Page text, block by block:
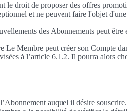
le droit de proposer des offres
et ne peuvent faire l'objet
des Abonnements peut
Membre peut créer son Compte
à l’article 6.1.2. Il pourra alors
auquel il désire